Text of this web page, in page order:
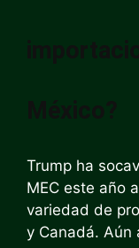
Trump ha
MEC este año
variedad de
y Canadá. Aún